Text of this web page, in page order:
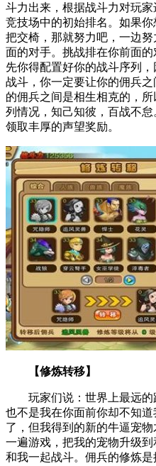
斗力出来，根据战斗力对玩
竞技场中的初始排名。如果
把交椅，那就努力吧，一边
面的对手。挑战排在你前面
先你得配置好你的战斗序列
战斗，你一定要让你的佣兵
的佣兵之间是相生相克的，
列情况，知己知彼，百战不
领取丰厚的声望奖励。
【修炼转移】
玩家们说：世界上最远的
也不是我在你面前你却不知
了，但我得到的新的牛逼宠
一遍游戏，把我的宠物升级
和我一起战斗。佣兵的修炼